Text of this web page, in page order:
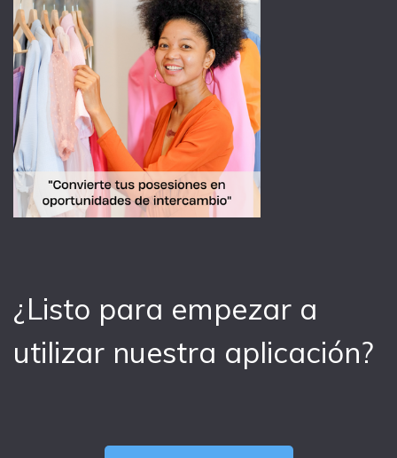
¿Listo para empezar a
utilizar nuestra aplicación?